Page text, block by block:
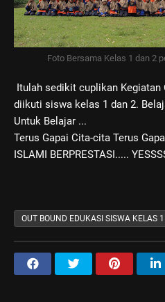
Foto Bersama Kelas 1 dan 2
Itulah sedikit cuplikan Kegiatan
diikuti siswa kelas 1 dan 2.
Untuk Belajar ...
Terus Gapai Cita-cita Terus
ISLAMI BERPRESTASI.....
OUT BOUND EDUKASI SISWA KELAS